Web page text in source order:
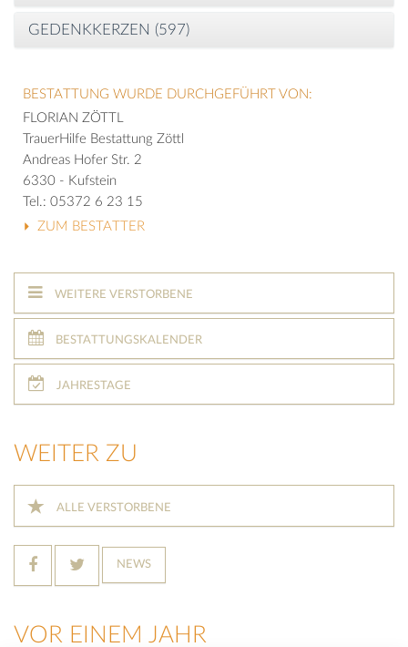
GEDENKKERZEN (597)
BESTATTUNG WURDE DURCHGEFÜHRT VON:
FLORIAN ZÖTTL
TrauerHilfe Bestattung Zöttl
Andreas Hofer Str. 2
6330 - Kufstein
Tel.: 05372 6 23 15
ZUM BESTATTER
WEITERE VERSTORBENE
BESTATTUNGSKALENDER
JAHRESTAGE
WEITER ZU
ALLE VERSTORBENE
NEWS
VOR EINEM JAHR